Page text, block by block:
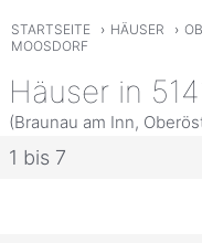
STARTSEITE › HÄUSER ›
MOOSDORF
Häuser in
(Braunau am Inn,
1 bis 7